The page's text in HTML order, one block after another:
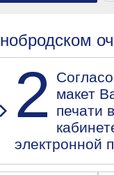
2
макет
печати
электронной